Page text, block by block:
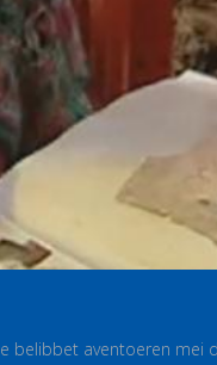
aventoeren mei